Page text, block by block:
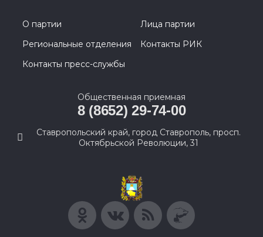
О партии
Лица партии
Региональные отделения
Контакты РИК
Контакты пресс-службы
Общественная приемная
8 (8652) 29-74-00
Ставропольский край, город Ставрополь, просп.
Октябрьской Революции, 31